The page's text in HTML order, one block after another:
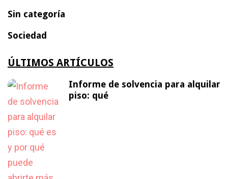
Sin categoría
Sociedad
ÚLTIMOS ARTÍCULOS
Informe de solvencia para alquilar
piso: qué